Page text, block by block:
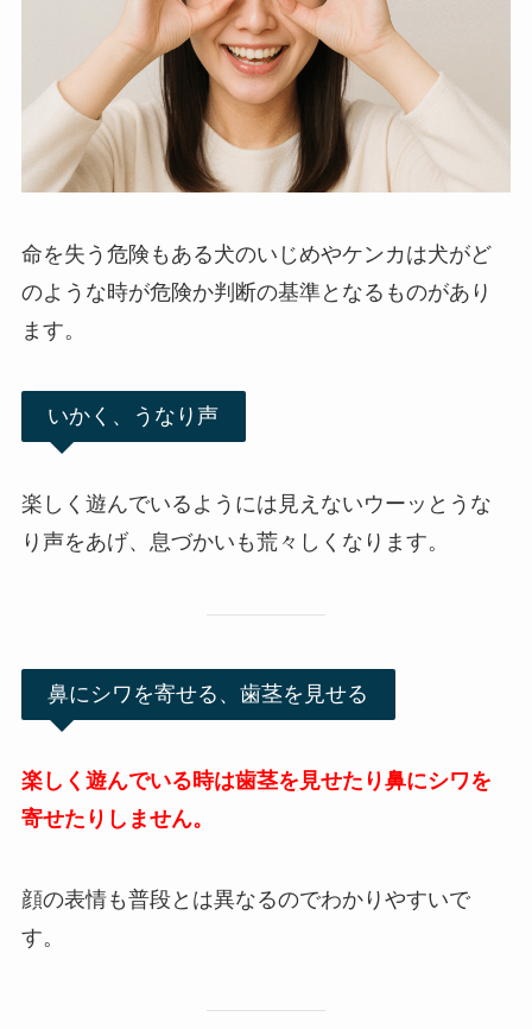
命を失う危険もある犬のいじめやケンカは犬がど
のような時が危険か判断の基準となるものがあり
ます。
いかく、うなり声
楽しく遊んでいるようには見えないウーッとうな
り声をあげ、息づかいも荒々しくなります。
鼻にシワを寄せる、歯茎を見せる
楽しく遊んでいる時は歯茎を見せたり鼻にシワを
寄せたりしません。
顔の表情も普段とは異なるのでわかりやすいで
す。